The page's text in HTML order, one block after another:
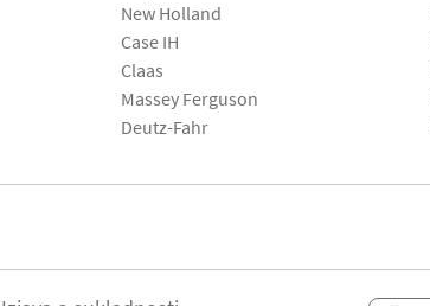
New Holland
Case IH
Claas
Massey Ferguson
Deutz-Fahr